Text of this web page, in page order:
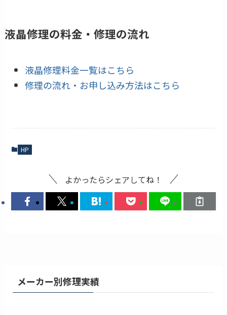
液晶修理の料金・修理の流れ
液晶修理料金一覧はこちら
修理の流れ・お申し込み方法はこちら
HP
よかったらシェアしてね！
メーカー別修理実績